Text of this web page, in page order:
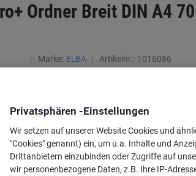
Ordner Breit DIN A4
Marke: ELBA Artikelnr.: 1016086
Privatsphären -Einstellungen
Wir setzen auf unserer Website Cookies und
"Cookies" genannt) ein, um u.a. Inhalte und
Drittanbietern einzubinden oder Zugriffe auf
wir personenbezogene Daten, z.B. Ihre IP-